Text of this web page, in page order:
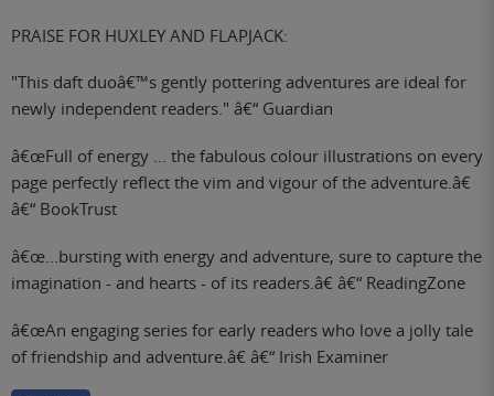
PRAISE FOR HUXLEY AND FLAPJACK:
"This daft duoâ€™s gently pottering adventures are ideal for
newly independent readers." â€“ Guardian
â€œFull of energy ... the fabulous colour illustrations on every
page perfectly reflect the vim and vigour of the adventure.â€
â€“ BookTrust
â€œ...bursting with energy and adventure, sure to capture the
imagination - and hearts - of its readers.â€ â€“ ReadingZone
â€œAn engaging series for early readers who love a jolly tale
of friendship and adventure.â€ â€“ Irish Examiner